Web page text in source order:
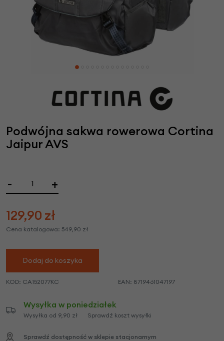
Podwójna sakwa rowerowa Cortina
Jaipur AVS
- +
129,90 zł
Cena katalogowa: 549,90 zł
Dodaj do koszyka
KOD: CA152077KC EAN: 8719461047197
Wysyłka w poniedziałek
Wysyłka od 9,90 zł Sprawdź koszt wysyłki
Sprawdź dostępność w sklepie stacjonarnym